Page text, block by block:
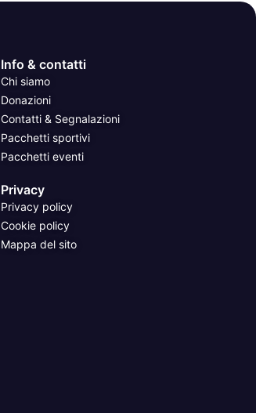
Info & contatti
Chi siamo
Donazioni
Contatti & Segnalazioni
Pacchetti sportivi
Pacchetti eventi
Privacy
Privacy policy
Cookie policy
Mappa del sito